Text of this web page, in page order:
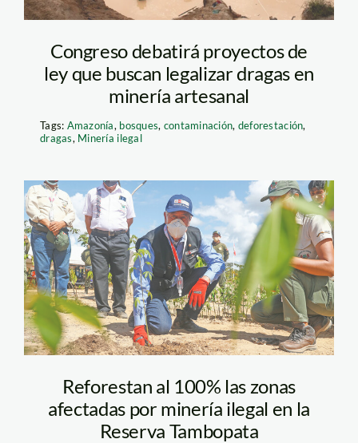
Congreso debatirá proyectos de
ley que buscan legalizar dragas en
minería artesanal
Tags: Amazonía, bosques, contaminación, deforestación,
dragas, Minería ilegal
presidente sagasti –
reserva tambopata-
minam
Reforestan al 100% las zonas
afectadas por minería ilegal en la
Reserva Tambopata